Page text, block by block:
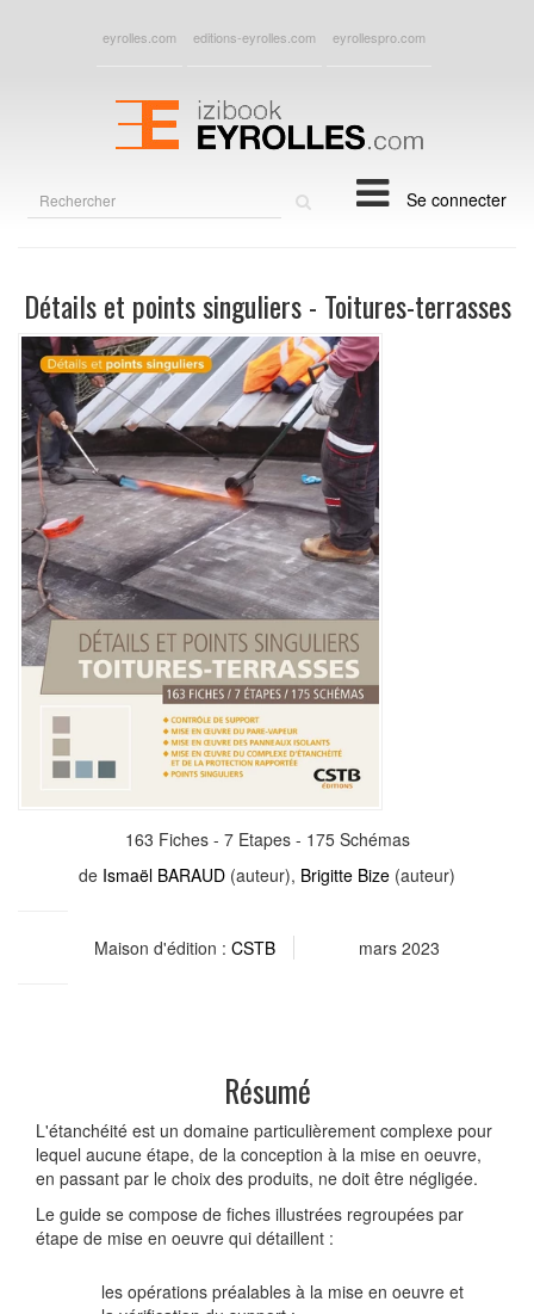
eyrolles.com editions-eyrolles.com eyrollespro.com
Se connecter
Détails et points singuliers - Toitures-terrasses
163 Fiches - 7 Etapes - 175 Schémas
de Ismaël BARAUD (auteur), Brigitte Bize (auteur)
Maison d'édition : CSTB mars 2023
Résumé
L'étanchéité est un domaine particulièrement complexe pour
lequel aucune étape, de la conception à la mise en oeuvre,
en passant par le choix des produits, ne doit être négligée.
Le guide se compose de fiches illustrées regroupées par
étape de mise en oeuvre qui détaillent :
les opérations préalables à la mise en oeuvre et